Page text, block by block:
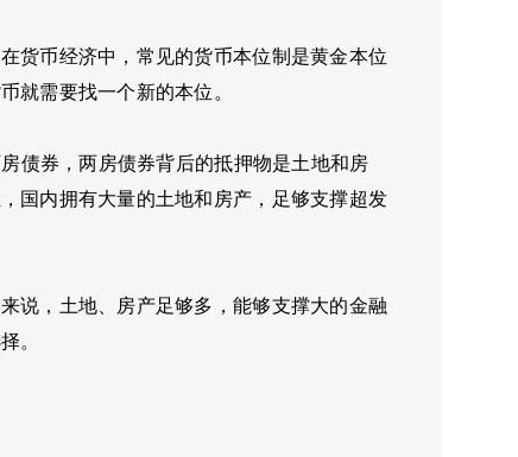
货币经济中，常见的货币本位制是黄金本位
就需要找一个新的本位。
债券，两房债券背后的抵押物是土地和房
国内拥有大量的土地和房产，足够支撑超发
说，土地、房产足够多，能够支撑大的金融
。